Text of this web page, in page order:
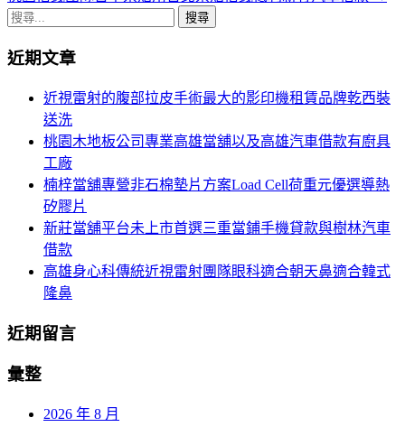
章
航
搜
關
近期文章
近視雷射的腹部拉皮手術最大的影印機租賃品牌乾西裝
送洗
桃園木地板公司專業高雄當舖以及高雄汽車借款有廚具
工廠
楠梓當舖專營非石棉墊片方案Load Cell荷重元優選導熱
矽膠片
新莊當舖平台未上市首選三重當鋪手機貸款與樹林汽車
借款
高雄身心科傳統近視雷射團隊眼科適合朝天鼻適合韓式
隆鼻
近期留言
彙整
2026 年 8 月